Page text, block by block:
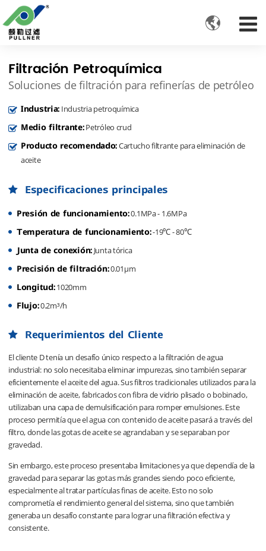

Filtración Petroquímica
Soluciones de filtración para refinerías de petróleo
Industria: Industria petroquímica
Medio filtrante:Petróleo crud
Producto recomendado:Cartucho filtrante para eliminación de
aceite
Especificaciones principales
Presión de funcionamiento:0.1MPa - 1.6MPa
Temperatura de funcionamiento:-19℃ - 80℃
Junta de conexión:Junta tórica
Precisión de filtración:0.01μm
Longitud:1020mm
Flujo:0.2m³/h
Requerimientos del Cliente
El cliente D tenía un desafío único respecto a la filtración de agua
industrial: no solo necesitaba eliminar impurezas, sino también separar
eficientemente el aceite del agua. Sus filtros tradicionales utilizados para la
eliminación de aceite, fabricados con fibra de vidrio plisado o bobinado,
utilizaban una capa de demulsificación para romper emulsiones. Este
proceso permitía que el agua con contenido de aceite pasará a través del
filtro, donde las gotas de aceite se agrandaban y se separaban por
gravedad.
Sin embargo, este proceso presentaba limitaciones ya que dependía de la
gravedad para separar las gotas más grandes siendo poco eficiente,
especialmente al tratar partículas finas de aceite. Esto no solo
comprometía el rendimiento general del sistema, sino que también
generaba un desafío constante para lograr una filtración efectiva y
consistente.